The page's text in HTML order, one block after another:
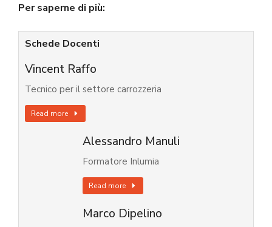
Per saperne di più:
Schede Docenti
Vincent Raffo
Tecnico per il settore carrozzeria
Read more
Alessandro Manuli
Formatore Inlumia
Read more
Marco Dipelino